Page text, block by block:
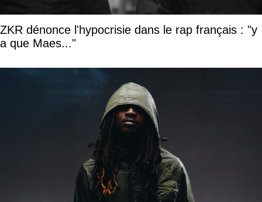
ZKR dénonce l'hypocrisie dans le rap français : "y
a que Maes..."